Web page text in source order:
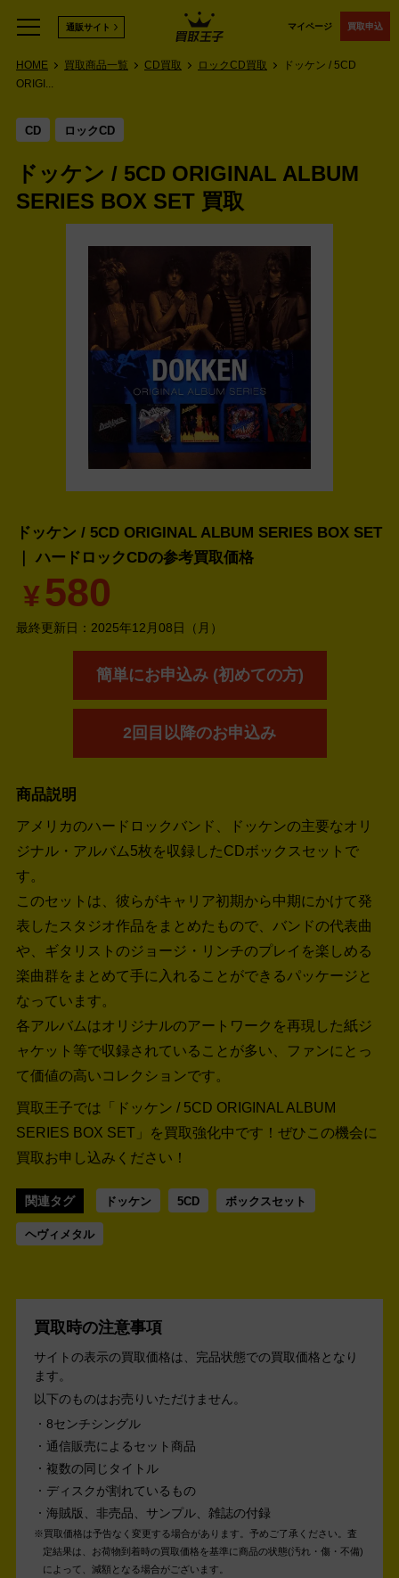
マイページ 買取申込
通販サイト
HOME 買取商品一覧 CD買取 ロックCD買取
ドッケン / 5CD
ORIGI...
CD ロックCD
ドッケン / 5CD ORIGINAL ALBUM
SERIES BOX SET 買取
ドッケン / 5CD ORIGINAL ALBUM SERIES BOX SET
｜ ハードロックCDの参考買取価格
¥580
最終更新日： 2025年12月08日（月）
簡単にお申込み (初めての方)
2回目以降のお申込み
商品説明
アメリカのハードロックバンド、ドッケンの主要なオリ
ジナル・アルバム5枚を収録したCDボックスセットで
す。
このセットは、彼らがキャリア初期から中期にかけて発
表したスタジオ作品をまとめたもので、バンドの代表曲
や、ギタリストのジョージ・リンチのプレイを楽しめる
楽曲群をまとめて手に入れることができるパッケージと
なっています。
各アルバムはオリジナルのアートワークを再現した紙ジ
ャケット等で収録されていることが多い、ファンにとっ
て価値の高いコレクションです。
買取王子では「ドッケン / 5CD ORIGINAL ALBUM
SERIES BOX SET」を買取強化中です！ ぜひこの機会に
買取お申し込みください！
関連タグ ドッケン 5CD ボックスセット
ヘヴィメタル
買取時の注意事項
サイトの表示の買取価格は、完品状態での買取価格となり
ます。
以下のものはお売りいただけません。
8センチシングル
通信販売によるセット商品
複数の同じタイトル
ディスクが割れているもの
海賊版、非売品、サンプル、雑誌の付録
買取価格は予告なく変更する場合があります。予めご了承ください。 査
定結果は、お荷物到着時の買取価格を基準に商品の状態(汚れ・傷・不備)
によって、減額となる場合がございます。